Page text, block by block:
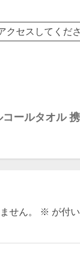
クセスしてくだ
ールタオル 携
せん。 ※ が付